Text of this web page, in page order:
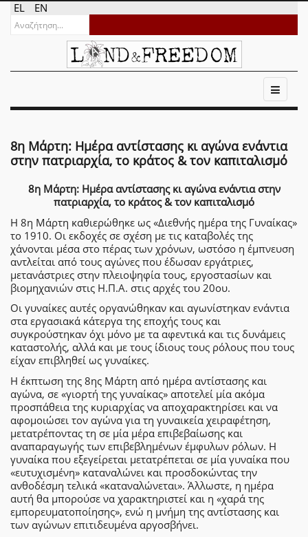
EL EN
8η Μάρτη: Ημέρα αντίστασης κι αγώνα ενάντια
στην πατριαρχία, το κράτος & τον καπιταλισμό
8η Μάρτη: Ημέρα αντίστασης κι αγώνα ενάντια στην
πατριαρχία, το κράτος & τον καπιταλισμό
Η 8η Μάρτη καθιερώθηκε ως «Διεθνής ημέρα της Γυναίκας»
το 1910. Οι εκδοχές σε σχέση με τις καταβολές της
χάνονται μέσα στο πέρας των χρόνων, ωστόσο η έμπνευση
αντλείται από τους αγώνες που έδωσαν εργάτριες,
μετανάστριες στην πλειοψηφία τους, εργοστασίων και
βιομηχανιών στις Η.Π.Α. στις αρχές του 20ου.
Οι γυναίκες αυτές οργανώθηκαν και αγωνίστηκαν ενάντια
στα εργασιακά κάτεργα της εποχής τους και
συγκρούστηκαν όχι μόνο με τα αφεντικά και τις δυνάμεις
καταστολής, αλλά και με τους ίδιους τους ρόλους που τους
είχαν επιβληθεί ως γυναίκες.
Η έκπτωση της 8ης Μάρτη από ημέρα αντίστασης και
αγώνα, σε «γιορτή της γυναίκας» αποτελεί μία ακόμα
προσπάθεια της κυριαρχίας να αποχαρακτηρίσει και να
αφομοιώσει τον αγώνα για τη γυναικεία χειραφέτηση,
μετατρέποντας τη σε μία μέρα επιβεβαίωσης και
αναπαραγωγής των επιβεβλημένων έμφυλων ρόλων. Η
γυναίκα που εξεγείρεται μετατρέπεται σε μία γυναίκα που
«ευτυχισμένη» καταναλώνει και προσδοκώντας την
ανθοδέσμη τελικά «καταναλώνεται». Άλλωστε, η ημέρα
αυτή θα μπορούσε να χαρακτηριστεί και η «χαρά της
εμπορευματοποίησης», ενώ η μνήμη της αντίστασης και
των αγώνων επιτιδευμένα αργοσβήνει.